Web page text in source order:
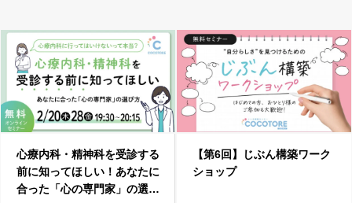
心療内科・精神科を受診する
前に知ってほしい！あなたに
合った「心の専門家」の選び
【第6回】じぶん構築ワーク
ショップ